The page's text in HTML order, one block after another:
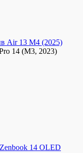
Air 13 M4 (2025)
14 (M3, 2023)
14 OLED